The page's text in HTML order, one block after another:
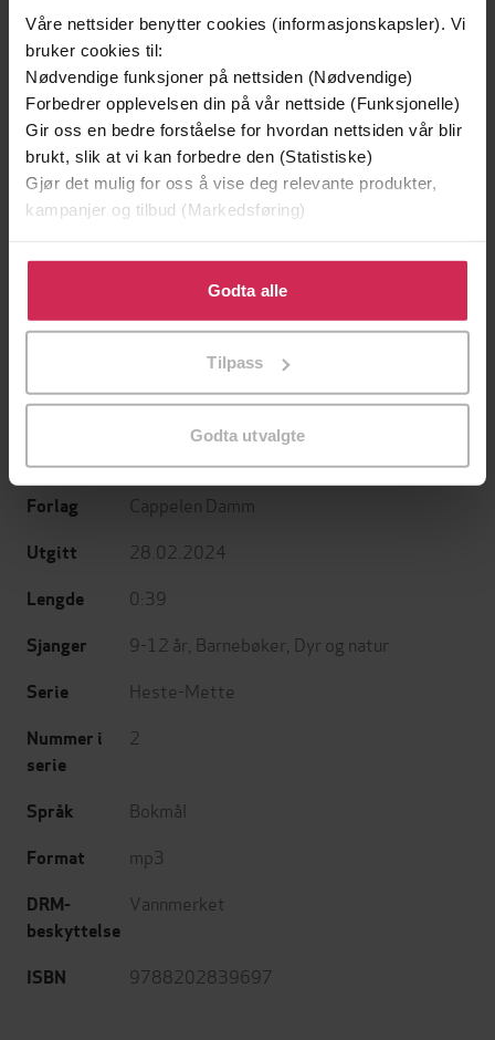
Våre nettsider benytter cookies (informasjonskapsler). Vi
bruker cookies til:
Nødvendige funksjoner på nettsiden (Nødvendige)
Forbedrer opplevelsen din på vår nettside (Funksjonelle)
Gir oss en bedre forståelse for hvordan nettsiden vår blir
brukt, slik at vi kan forbedre den (Statistiske)
Gjør det mulig for oss å vise deg relevante produkter,
kampanjer og tilbud (Markedsføring)
Klikk på «Godta alle» for å gi oss ditt samtykke til å
bruke cookies for alle disse formålene. Du kan også
tilpasse ditt samtykke til spesifikke formål ved å klikke
Godta alle
Tilpass
Godta utvalgte
Minnesota
Utskudd
Dorte Roholte (forfatter),
(oversetter),Suzanne Paalgard(innleser)
Forlag Cappelen Damm
Utgitt 28.02.2024
Lengde 0:39
Sjanger 9-12 år Barnebøker Dyr og natur
Serie Heste-Mette
Nummer i
serie
2
Språk Bokmål
Format mp3
DRM-
beskyttelse
Vannmerket
ISBN 9788202839697